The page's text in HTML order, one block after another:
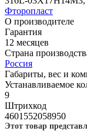
Фторопласт
О производителе
Гарантия
12 месяцев
Страна
Россия
Габариты, вес и
Устанавливаемое
9
Штрихкод
4601552058950
Этот товар